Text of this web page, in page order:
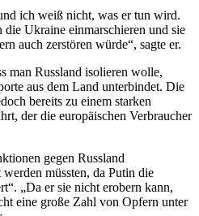
ich weiß nicht, was er tun wird.
die Ukraine einmarschieren und sie
auch zerstören würde“, sagte er.
man Russland isolieren wolle,
aus dem Land unterbindet. Die
bereits zu einem starken
der die europäischen Verbraucher
gegen Russland
müssten, da Putin die
„Da er sie nicht erobern kann,
eine große Zahl von Opfern unter